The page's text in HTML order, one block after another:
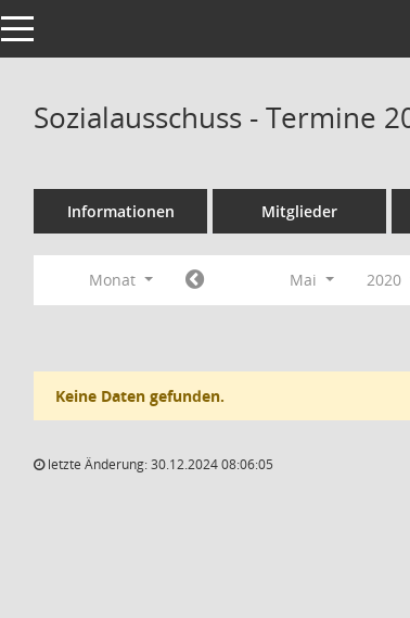
Toggle navigation
Sozialausschuss - Termine
Informationen Mitglieder
Monat Mai 2020
Keine Daten gefunden.
letzte Änderung: 30.12.2024 08:06:05